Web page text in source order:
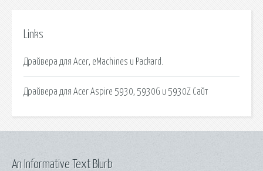
Links
Драйвера для Acer, eMachines и Packard.
Драйвера для Acer Aspire 5930, 5930G и 5930Z Сайт
An Informative Text Blurb